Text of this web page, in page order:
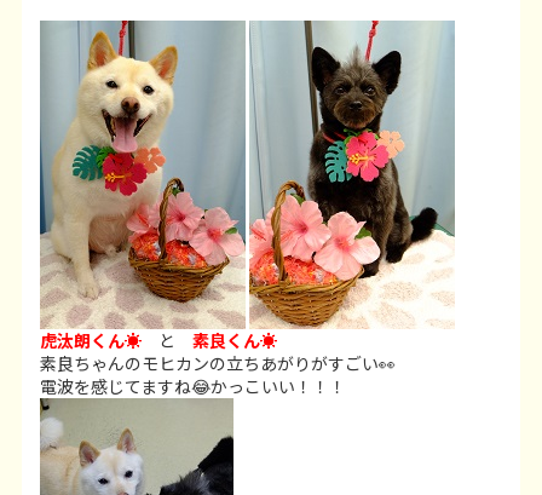
虎汰朗くん☀と 素良くん☀
素良ちゃんのモヒカンの立ちあがりがすごい👀
電波を感じてますね😂かっこいい！！！